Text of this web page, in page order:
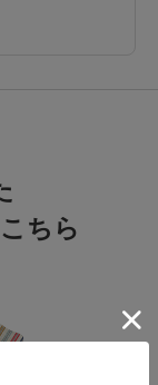
ちら